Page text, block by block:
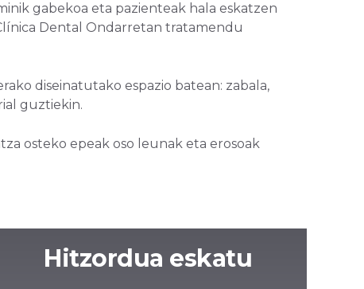
gabekoa eta pazienteak hala eskatzen
Dental Ondarretan tratamendu
diseinatutako espazio batean: zabala,
guztiekin.
osteko epeak oso leunak eta erosoak
Hitzordua eskatu